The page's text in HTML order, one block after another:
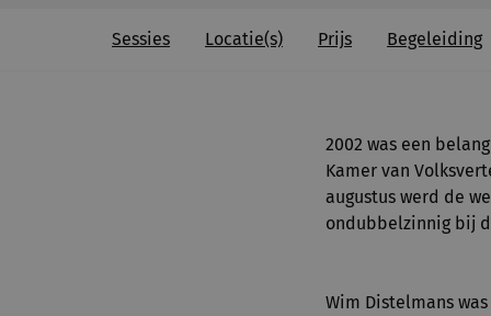
Sessies Locatie(s) Prijs Begeleiding
2002 was een
Kamer van
augustus werd de
ondubbelzinnig bij
Wim Distelmans